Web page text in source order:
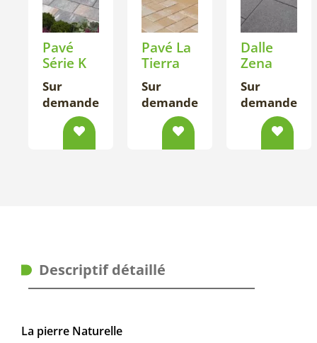
Pavé
Série K
Sur
demande
Pavé La
Tierra
Sur
demande
Dalle
Zena
Sur
demande
Descriptif détaillé
La pierre Naturelle